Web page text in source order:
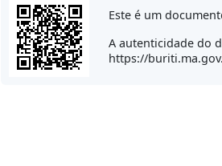
Este é um
A autenticidade do
https://